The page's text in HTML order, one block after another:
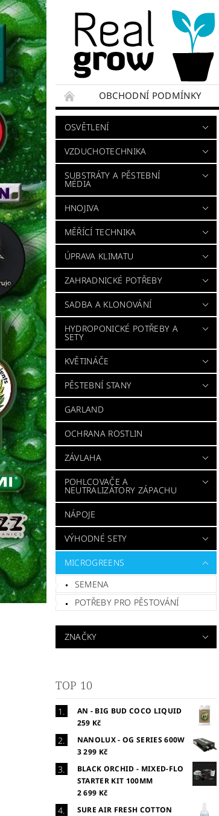
OBCHODNÍ PODMÍNKY
OSVĚTLENÍ
VZDUCHOTECHNIKA
SUBSTRÁTY A PĚSTEBNÍ
MÉDIA
HNOJIVA
MĚŘÍCÍ TECHNIKA
ÚPRAVA KLIMATU
ZAHRADNICKÉ POTŘEBY
SADBA A KLONOVÁNÍ
HYDROPONICKÉ POTŘEBY A
SETY
KVĚTINÁČE
PĚSTEBNÍ STANY
GARLAND
OCHRANA ROSTLIN
ZÁVLAHA
POHLCOVAČE A
NEUTRALIZÁTORY ZÁPACHU
NÁPOJE
VÝHODNÉ SETY
MICROGREENS
SEMENA
POTŘEBY PRO PĚSTOVÁNÍ
ZNAČKY
TOP 10
AN - BIG BUD COCO LIQUID
259 Kč
NANOLUX - OG SERIES 600W
3 299 Kč
BLACK ORCHID - MIXED-FLO
STARTER KIT 100MM
2 699 Kč
SURE AIR FRESH COTTON